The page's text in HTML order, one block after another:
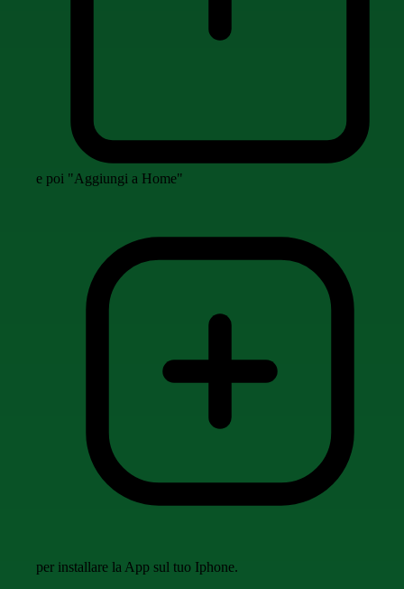
e poi "Aggiungi a Home"
per installare la App sul tuo Iphone.